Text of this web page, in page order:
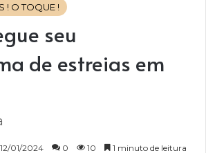
! O TOQUE !
seu
de estreias em
12/01/2024 0 10 1 minuto de leitura